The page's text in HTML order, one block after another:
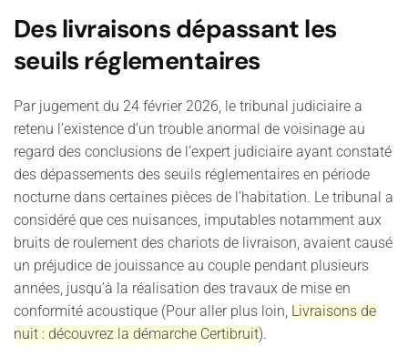
Des livraisons dépassant les
seuils réglementaires
Par jugement du 24 février 2026, le tribunal judiciaire a
retenu l’existence d’un trouble anormal de voisinage au
regard des conclusions de l’expert judiciaire ayant constaté
des dépassements des seuils réglementaires en période
nocturne dans certaines pièces de l’habitation. Le tribunal a
considéré que ces nuisances, imputables notamment aux
bruits de roulement des chariots de livraison, avaient causé
un préjudice de jouissance au couple pendant plusieurs
années, jusqu’à la réalisation des travaux de mise en
conformité acoustique (Pour aller plus loin, Livraisons de
nuit : découvrez la démarche Certibruit).